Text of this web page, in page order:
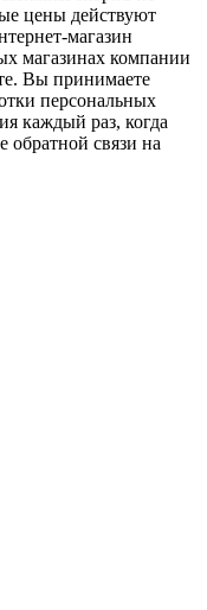
цены действуют
магазин
магазинах компании
Вы принимаете
персональных
каждый раз, когда
обратной связи на